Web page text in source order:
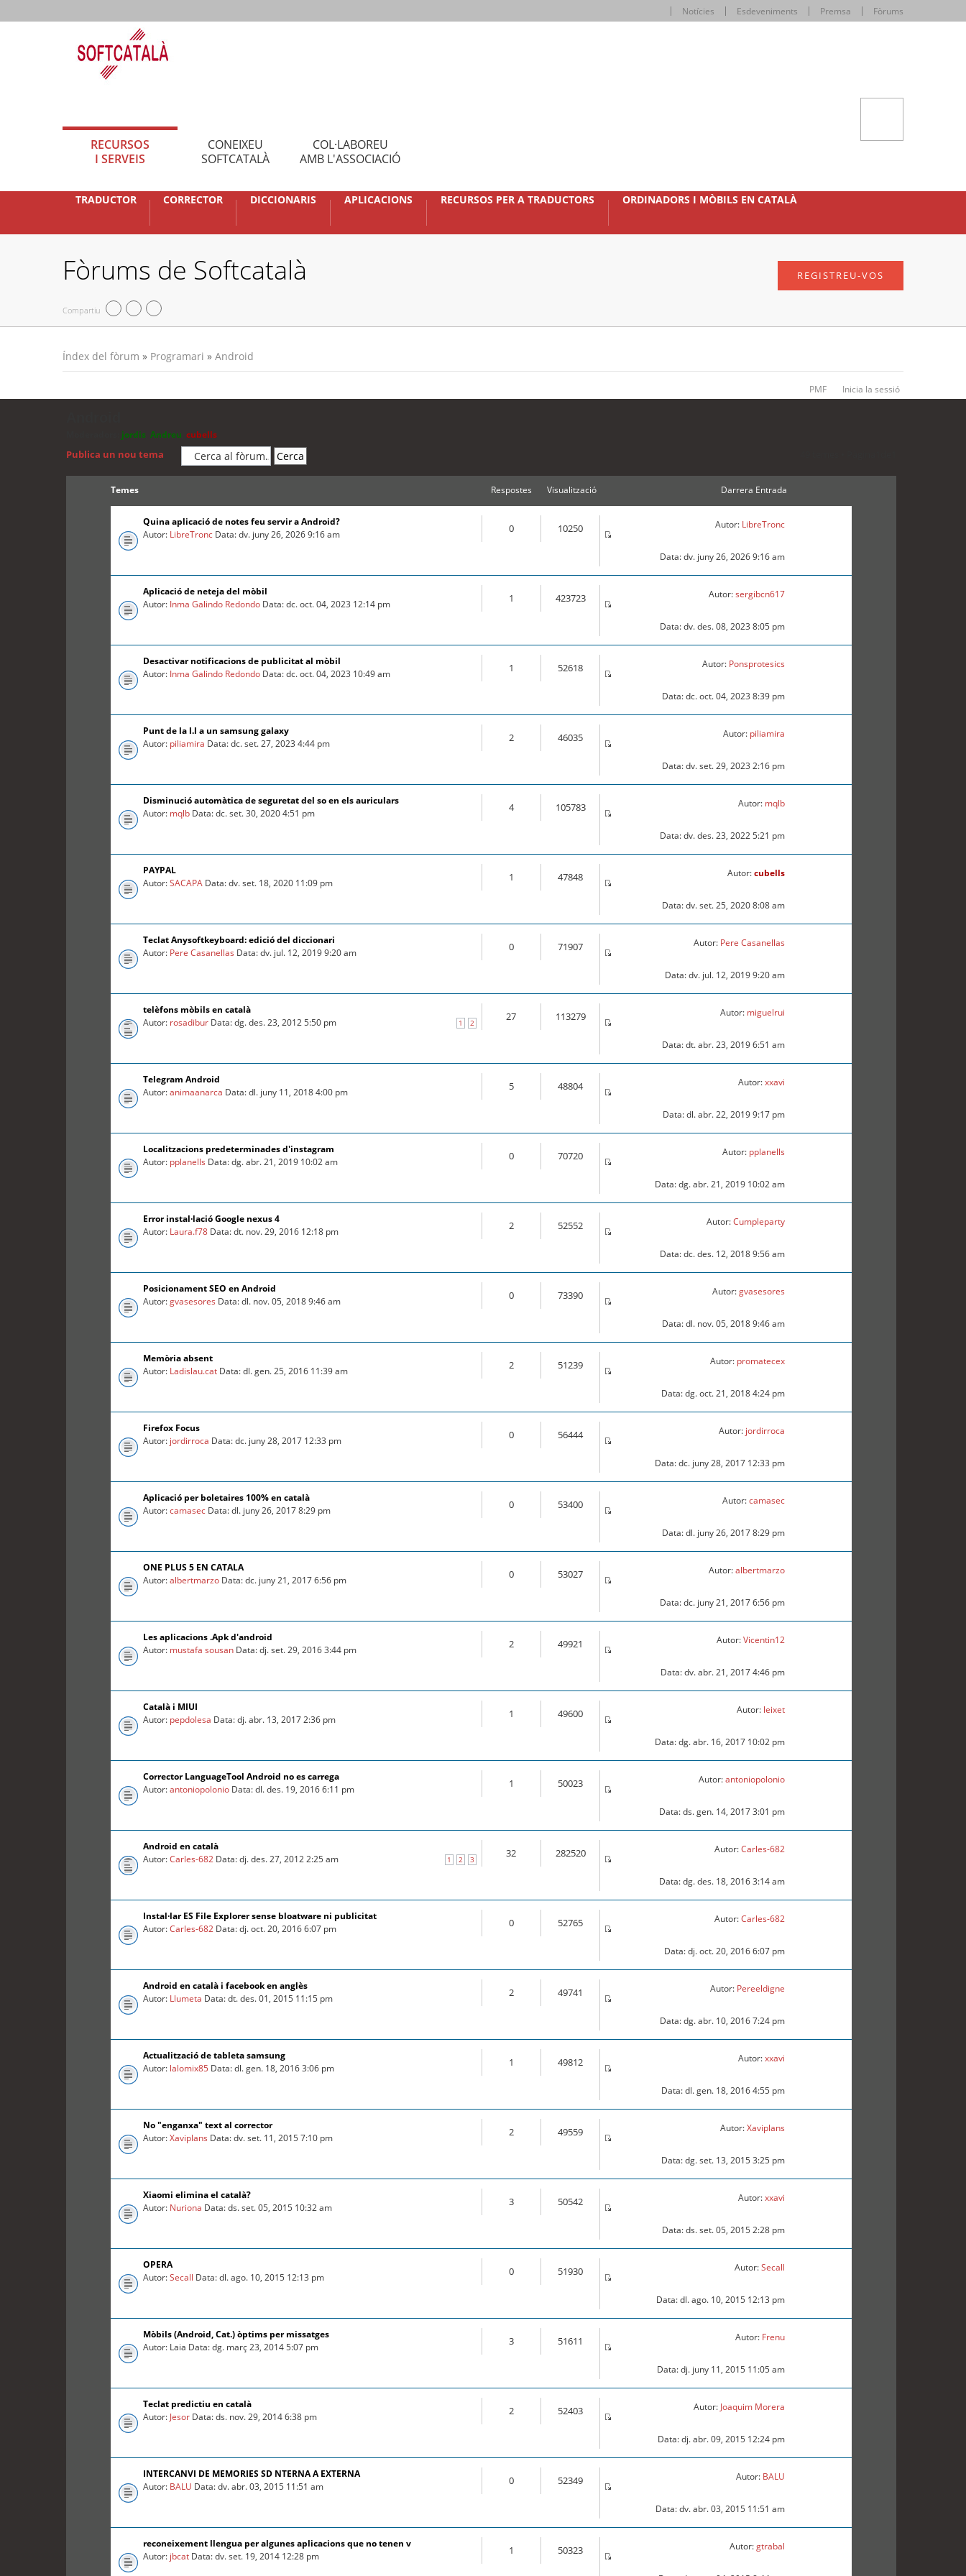
Notícies Esdeveniments Premsa Fòrums
RECURSOS
I SERVEIS
CONEIXEU
SOFTCATALÀ
COL·LABOREU
AMB L'ASSOCIACIÓ
TRADUCTOR CORRECTOR DICCIONARIS APLICACIONS RECURSOS PER A TRADUCTORS ORDINADORS I MÒBILS EN CATALÀ
Fòrums de Softcatalà
Compartiu
REGISTREU-VOS
Índex del fòrum » Programari » Android
PMF Inicia la sessió
jordis Andreu cubells
Publica un nou tema
Temes Respostes Visualització Darrera Entrada
Quina aplicació de notes feu servir a Android?
Autor: LibreTronc Data: dv. juny 26, 2026 9:16 am 0 10250 Autor: LibreTronc
Data: dv. juny 26, 2026 9:16 am
Aplicació de neteja del mòbil
Autor: Inma Galindo Redondo Data: dc. oct. 04, 2023 12:14 pm 1 423723 Autor:sergibcn617
Data: dv. des. 08, 2023 8:05 pm
Desactivar notificacions de publicitat al mòbil
Autor: Inma Galindo Redondo Data: dc. oct. 04, 2023 10:49 am 1 52618 Autor: Ponsprotesics
Data: dc. oct. 04, 2023 8:39 pm
Punt de la l.l a un samsung galaxy
Autor: piliamira Data: dc. set. 27, 2023 4:44 pm 2 46035 Autor: piliamira
Data: dv. set. 29, 2023 2:16 pm
Disminució automàtica de seguretat del so en els auriculars
Autor: mqlb Data: dc. set. 30, 2020 4:51 pm 4 105783 Autor: mqlb
Data: dv. des. 23, 2022 5:21 pm
PAYPAL
Autor:SACAPA Data: dv. set. 18, 2020 11:09 pm 1 47848 Autor:cubells
Data: dv. set. 25, 2020 8:08 am
Teclat Anysoftkeyboard: edició del diccionari
Autor: Pere Casanellas Data: dv. jul. 12, 2019 9:20 am 0 71907 Autor: Pere Casanellas
Data: dv. jul. 12, 2019 9:20 am
telèfons mòbils en català
1 2
Autor: rosadibur Data: dg. des. 23, 2012 5:50 pm 27 113279 Autor: miguelrui
Data: dt. abr. 23, 2019 6:51 am
Telegram Android
Autor:animaanarca Data: dl. juny 11, 2018 4:00 pm 5 48804 Autor:xxavi
Data: dl. abr. 22, 2019 9:17 pm
Localitzacions predeterminades d'instagram
Autor: pplanells Data: dg. abr. 21, 2019 10:02 am 0 70720 Autor: pplanells
Data: dg. abr. 21, 2019 10:02 am
Error instal·lació Google nexus 4
Autor: Laura.f78 Data: dt. nov. 29, 2016 12:18 pm 2 52552 Autor:Cumpleparty
Data: dc. des. 12, 2018 9:56 am
Posicionament SEO en Android
Autor:gvasesores Data: dl. nov. 05, 2018 9:46 am 0 73390 Autor:gvasesores
Data: dl. nov. 05, 2018 9:46 am
Memòria absent
Autor: Ladislau.cat Data: dl. gen. 25, 2016 11:39 am 2 51239 Autor: promatecex
Data: dg. oct. 21, 2018 4:24 pm
Firefox Focus
Autor: jordirroca Data: dc. juny 28, 2017 12:33 pm 0 56444 Autor: jordirroca
Data: dc. juny 28, 2017 12:33 pm
Aplicació per boletaires 100% en català
Autor:camasec Data: dl. juny 26, 2017 8:29 pm 0 53400 Autor:camasec
Data: dl. juny 26, 2017 8:29 pm
ONE PLUS 5 EN CATALA
Autor:albertmarzo Data: dc. juny 21, 2017 6:56 pm 0 53027 Autor:albertmarzo
Data: dc. juny 21, 2017 6:56 pm
Les aplicacions .Apk d'android
Autor: mustafa sousan Data: dj. set. 29, 2016 3:44 pm 2 49921 Autor:Vicentin12
Data: dv. abr. 21, 2017 4:46 pm
Català i MIUI
Autor: pepdolesa Data: dj. abr. 13, 2017 2:36 pm 1 49600 Autor: leixet
Data: dg. abr. 16, 2017 10:02 pm
Corrector LanguageTool Android no es carrega
Autor:antoniopolonio Data: dl. des. 19, 2016 6:11 pm 1 50023 Autor:antoniopolonio
Data: ds. gen. 14, 2017 3:01 pm
Android en català
1 2 3
Autor:Carles-682 Data: dj. des. 27, 2012 2:25 am 32 282520 Autor:Carles-682
Data: dg. des. 18, 2016 3:14 am
Instal·lar ES File Explorer sense bloatware ni publicitat
Autor:Carles-682 Data: dj. oct. 20, 2016 6:07 pm 0 52765 Autor:Carles-682
Data: dj. oct. 20, 2016 6:07 pm
Android en català i facebook en anglès
Autor: Llumeta Data: dt. des. 01, 2015 11:15 pm 2 49741 Autor: Pereeldigne
Data: dg. abr. 10, 2016 7:24 pm
Actualització de tableta samsung
Autor: lalomix85 Data: dl. gen. 18, 2016 3:06 pm 1 49812 Autor:xxavi
Data: dl. gen. 18, 2016 4:55 pm
No "enganxa" text al corrector
Autor:Xaviplans Data: dv. set. 11, 2015 7:10 pm 2 49559 Autor:Xaviplans
Data: dg. set. 13, 2015 3:25 pm
Xiaomi elimina el català?
Autor: Nuriona Data: ds. set. 05, 2015 10:32 am 3 50542 Autor:xxavi
Data: ds. set. 05, 2015 2:28 pm
OPERA
Autor:Secall Data: dl. ago. 10, 2015 12:13 pm 0 51930 Autor:Secall
Data: dl. ago. 10, 2015 12:13 pm
Mòbils (Android, Cat.) òptims per missatges
Autor: Laia Data: dg. març 23, 2014 5:07 pm
3 51611 Autor: Frenu
Data: dj. juny 11, 2015 11:05 am
Teclat predictiu en català
Autor: Jesor Data: ds. nov. 29, 2014 6:38 pm 2 52403 Autor: Joaquim Morera
Data: dj. abr. 09, 2015 12:24 pm
INTERCANVI DE MEMORIES SD NTERNA A EXTERNA
Autor: BALU Data: dv. abr. 03, 2015 11:51 am 0 52349 Autor: BALU
Data: dv. abr. 03, 2015 11:51 am
reconeixement llengua per algunes aplicacions que no tenen v
Autor: jbcat Data: dv. set. 19, 2014 12:28 pm 1 50323 Autor:gtrabal